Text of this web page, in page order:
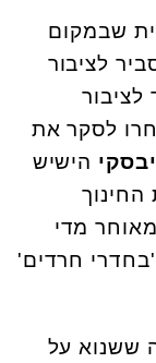
שבמקום
לציבור
לסקר את
הישיש
מדי
חרדים'
ששנוא על